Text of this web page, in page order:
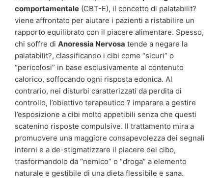
comportamentale (CBT-E), il concetto di palatabilit?
viene affrontato per aiutare i pazienti a ristabilire un
rapporto equilibrato con il piacere alimentare. Spesso,
chi soffre di Anoressia Nervosa tende a negare la
palatabilit?, classificando i cibi come “sicuri” o
“pericolosi” in base esclusivamente al contenuto
calorico, soffocando ogni risposta edonica. Al
contrario, nei disturbi caratterizzati da perdita di
controllo, l’obiettivo terapeutico ? imparare a gestire
l’esposizione a cibi molto appetibili senza che questi
scatenino risposte compulsive. Il trattamento mira a
promuovere una maggiore consapevolezza dei segnali
interni e a de-stigmatizzare il piacere del cibo,
trasformandolo da “nemico” o “droga” a elemento
naturale e gestibile di una dieta flessibile e sana.